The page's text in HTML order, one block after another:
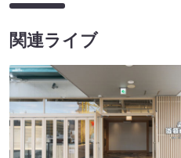
関連ライブ